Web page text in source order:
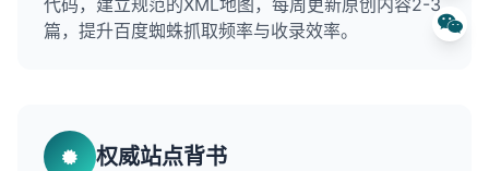
代码，建立规范的XML地图，每周更新原创内容2-3
篇，提升百度蜘蛛抓取频率与收录效率。
权威站点背书